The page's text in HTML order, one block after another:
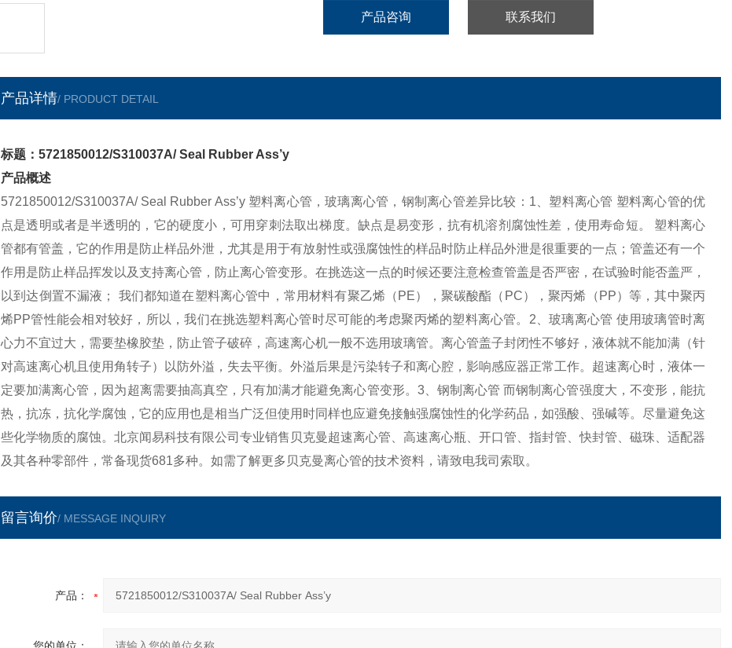
产品咨询 联系我们
产品详情/ PRODUCT DETAIL
标题：5721850012/S310037A/ Seal Rubber Ass’y
产品概述
5721850012/S310037A/ Seal Rubber Ass’y 塑料离心管，玻璃离心管，钢制离心管差异比较：1、塑料离心管 塑料离心管的优
点是透明或者是半透明的，它的硬度小，可用穿刺法取出梯度。缺点是易变形，抗有机溶剂腐蚀性差，使用寿命短。 塑料离心
管都有管盖，它的作用是防止样品外泄，尤其是用于有放射性或强腐蚀性的样品时防止样品外泄是很重要的一点；管盖还有一个
作用是防止样品挥发以及支持离心管，防止离心管变形。在挑选这一点的时候还要注意检查管盖是否严密，在试验时能否盖严，
以到达倒置不漏液； 我们都知道在塑料离心管中，常用材料有聚乙烯（PE），聚碳酸酯（PC），聚丙烯（PP）等，其中聚丙
烯PP管性能会相对较好，所以，我们在挑选塑料离心管时尽可能的考虑聚丙烯的塑料离心管。2、玻璃离心管 使用玻璃管时离
心力不宜过大，需要垫橡胶垫，防止管子破碎，高速离心机一般不选用玻璃管。离心管盖子封闭性不够好，液体就不能加满（针
对高速离心机且使用角转子）以防外溢，失去平衡。外溢后果是污染转子和离心腔，影响感应器正常工作。超速离心时，液体一
定要加满离心管，因为超离需要抽高真空，只有加满才能避免离心管变形。3、钢制离心管 而钢制离心管强度大，不变形，能抗
热，抗冻，抗化学腐蚀，它的应用也是相当广泛但使用时同样也应避免接触强腐蚀性的化学药品，如强酸、强碱等。尽量避免这
些化学物质的腐蚀。北京闻易科技有限公司专业销售贝克曼超速离心管、高速离心瓶、开口管、指封管、快封管、磁珠、适配器
及其各种零部件，常备现货681多种。如需了解更多贝克曼离心管的技术资料，请致电我司索取。
留言询价/ MESSAGE INQUIRY
产品：